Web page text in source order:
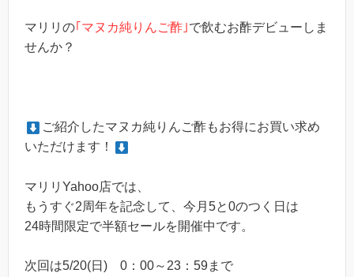
マリリの｢マヌカ純りんご酢｣で飲むお酢デビューしま
せんか？
ご紹介したマヌカ純りんご酢もお得にお買い求め
いただけます！
マリリYahoo店では、
もうすぐ2周年を記念して、今月5と0のつく日は
24時間限定で半額セールを開催中です。
次回は5/20(日) 0：00～23：59まで